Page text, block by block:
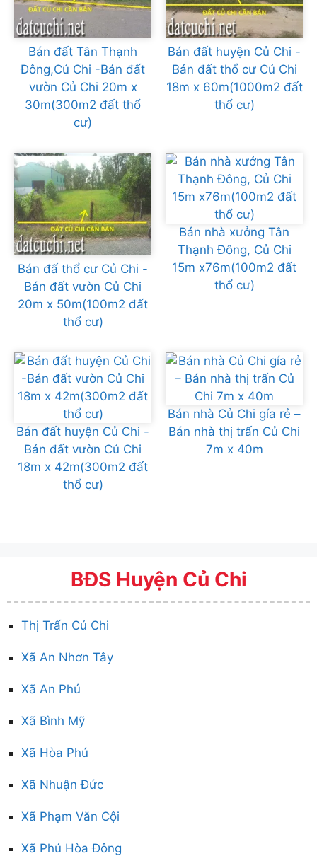
Bán đất Tân Thạnh
Đông,Củ Chi -Bán đất
vườn Củ Chi 20m x
30m(300m2 đất thổ
cư)
Bán đất huyện Củ Chi -
Bán đất thổ cư Củ Chi
18m x 60m(1000m2 đất
thổ cư)
Bán đấ thổ cư Củ Chi -
Bán đất vườn Củ Chi
20m x 50m(100m2 đất
thổ cư)
Bán nhà xưởng Tân
Thạnh Đông, Củ Chi
15m x76m(100m2 đất
thổ cư)
Bán đất huyện Củ Chi -
Bán đất vườn Củ Chi
18m x 42m(300m2 đất
thổ cư)
Bán nhà Củ Chi gía rẻ –
Bán nhà thị trấn Củ Chi
7m x 40m
BĐS Huyện Củ Chi
Thị Trấn Củ Chi
Xã An Nhơn Tây
Xã An Phú
Xã Bình Mỹ
Xã Hòa Phú
Xã Nhuận Đức
Xã Phạm Văn Cội
Xã Phú Hòa Đông